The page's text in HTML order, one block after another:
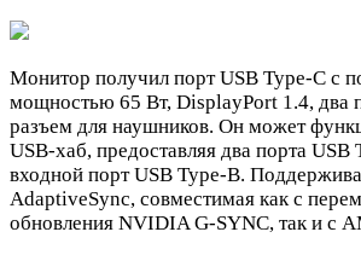
Монитор получил порт USB Type-C с
мощностью 65 Вт, DisplayPort 1.4, два
разъем для наушников. Он может
USB-хаб, предоставляя два порта
входной порт USB Type-B.
AdaptiveSync, совместимая как с
обновления NVIDIA G-SYNC, так и с